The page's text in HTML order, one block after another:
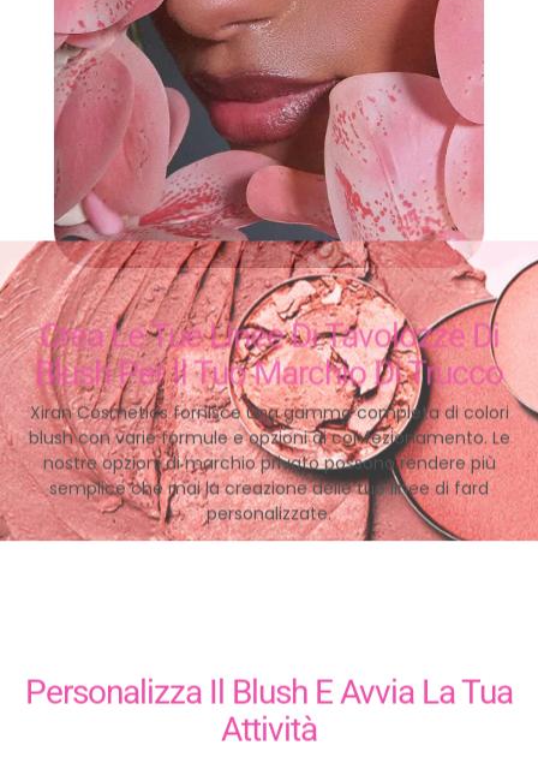
Crea Le Tue Linee Di Tavolozze Di
Blush Per Il Tuo Marchio Di Trucco
Xiran Cosmetics fornisce una gamma completa di colori
blush con varie formule e opzioni di confezionamento. Le
nostre opzioni di marchio privato possono rendere più
Personalizza Il Blush E Avvia La Tua
Attività